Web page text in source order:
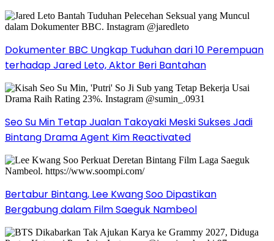
Dokumenter BBC Ungkap Tuduhan dari 10 Perempuan
terhadap Jared Leto, Aktor Beri Bantahan
Seo Su Min Tetap Jualan Takoyaki Meski Sukses Jadi
Bintang Drama Agent Kim Reactivated
Bertabur Bintang, Lee Kwang Soo Dipastikan
Bergabung dalam Film Saeguk Nambeol